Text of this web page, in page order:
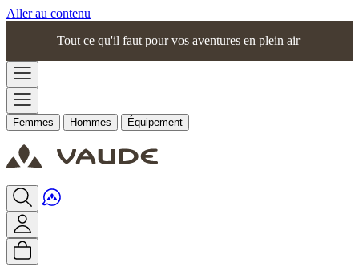
Aller au contenu
Tout ce qu'il faut pour vos aventures en plein air
Femmes Hommes Équipement